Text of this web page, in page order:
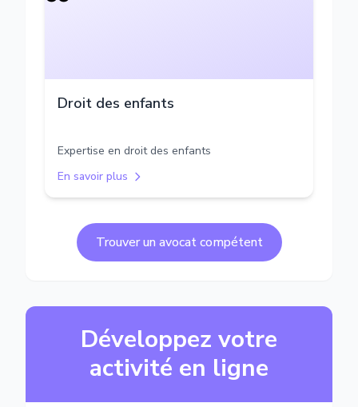
Droit des enfants
Expertise en droit des enfants
En savoir plus
Trouver un avocat compétent
Développez votre
activité en ligne